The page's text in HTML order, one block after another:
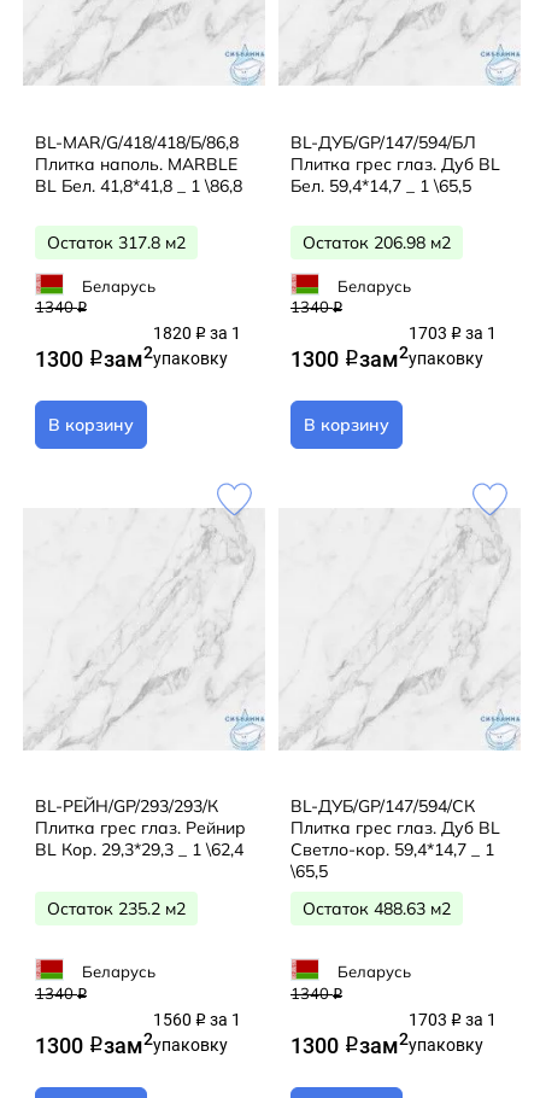
BL-MAR/G/418/418/Б/86,8
Плитка наполь. MARBLE
BL Бел. 41,8*41,8 _ 1 \86,8
Остаток 317.8 м2
Беларусь
1340q
1300 qзам2
1820 q за 1
упаковку
В корзину
BL-ДУБ/GP/147/594/БЛ
Плитка грес глаз. Дуб BL
Бел. 59,4*14,7 _ 1 \65,5
Остаток 206.98 м2
Беларусь
1340q
1300 qзам2
1703 q за 1
упаковку
В корзину
BL-РЕЙН/GP/293/293/К
Плитка грес глаз. Рейнир
BL Кор. 29,3*29,3 _ 1 \62,4
Остаток 235.2 м2
Беларусь
1340q
1300 qзам2
1560 q за 1
упаковку
BL-ДУБ/GP/147/594/СК
Плитка грес глаз. Дуб BL
Светло-кор. 59,4*14,7 _ 1
\65,5
Остаток 488.63 м2
Беларусь
1340q
1300 qзам2
1703 q за 1
упаковку